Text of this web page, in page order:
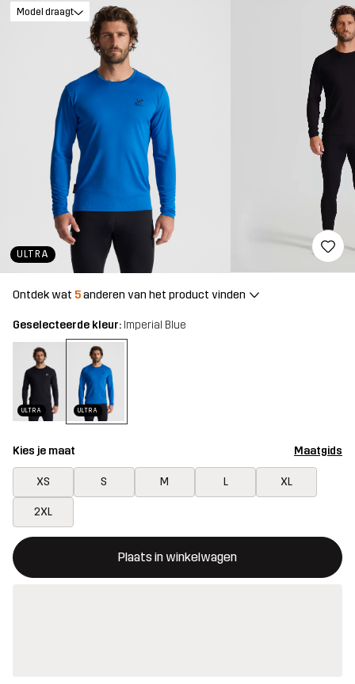
ULTRA
Model draagt
Ontdek wat 5anderen van het product vinden
Geselecteerde kleur: Imperial Blue
ULTRA ULTRA
Kies je maat Maatgids
XS S M L XL
2XL
Plaats in winkelwagen
Deze knop opent een modal met de bevestiging van een
{{size}} niet beschikbaar